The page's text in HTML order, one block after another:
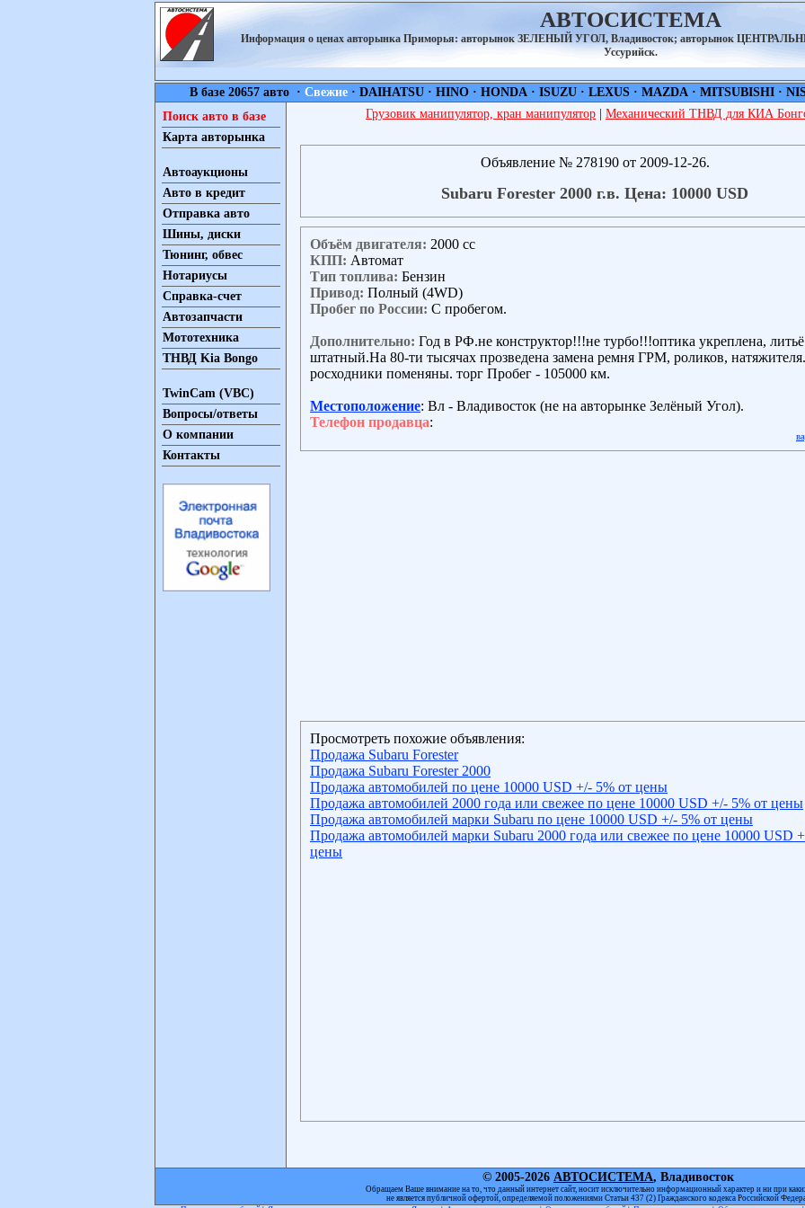
АВТОСИСТЕМА
Информация о ценах авторынка Приморья: авторынок ЗЕЛЕНЫЙ УГОЛ, Владивосток; авторынок
Уссурийск.
В базе 20657 авто · Свежие· DAIHATSU· HINO· HONDA· ISUZU· LEXUS· MAZDA· MITSUBISHI·
Поиск авто в базе
Карта авторынка
Автоаукционы
Авто в кредит
Отправка авто
Шины, диски
Тюнинг, обвес
Нотариусы
Справка-счет
Автозапчасти
Мототехника
ТНВД Kia Bongo
TwinCam (VBC)
Вопросы/ответы
О компании
Контакты
Грузовик манипулятор, кран манипулятор Механический ТНВД для КИА
Объявление № 278190 от 2009-12-26.
Subaru Forester 2000 г.в. Цена: 10000 USD
Объём двигателя: 2000 сс
КПП: Автомат
Тип топлива: Бензин
Привод: Полный (4WD)
Пробег по России: С пробегом.
Дополнительно: Год в РФ.не конструктор!!!не турбо!!!оптика укреплена,
штатный.На 80-ти тысячах прозведена замена ремня ГРМ, роликов,
росходники поменяны. торг Пробег - 105000 км.
Местоположение: Вл - Владивосток (не на авторынке Зелёный Угол).
Телефон продавца:
Просмотреть похожие объявления:
Продажа Subaru Forester
Продажа Subaru Forester 2000
Продажа автомобилей по цене 10000 USD +/- 5% от цены
Продажа автомобилей 2000 года или свежее по цене 10000 USD +/- 5% от цены
Продажа автомобилей марки Subaru по цене 10000 USD +/- 5% от цены
Продажа автомобилей марки Subaru 2000 года или свежее по цене 10000 USD
цены
© 2005-2026 АВТОСИСТЕМА, Владивосток
Обращаем Ваше внимание на то, что данный интернет сайт, носит исключительно информационный характер и ни при
не является публичной офертой, определяемой положениями Статьи 437 (2) Гражданского кодекса Российской